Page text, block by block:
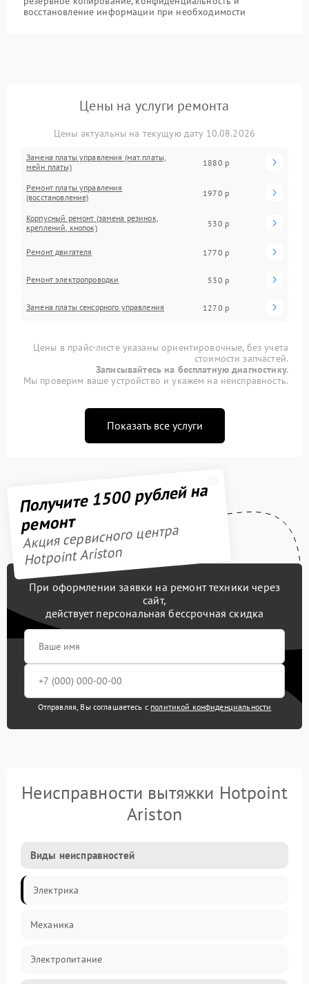
восстановление информации при необходимости
Цены на услуги ремонта
Цены актуальны на текущую дату 10.08.2026
Замена платы управления (мат.платы,
мейн платы)
1880 р
Ремонт платы управления
(восстановление)
1970 р
Корпусный ремонт (замена резинок,
креплений, кнопок)
530 р
Ремонт двигателя 1770 р
Ремонт электропроводки 530 р
Замена платы сенсорного управления 1270 р
Цены в прайс-листе указаны ориентировочные, без учета
стоимости запчастей.
Записывайтесь на бесплатную диагностику.
Мы проверим ваше устройство и укажем на неисправность.
Показать все услуги
Получите 1500 рублей на
ремонт
Акция сервисного центра
Hotpoint Ariston
При оформлении заявки на ремонт техники через
сайт,
действует персональная бессрочная скидка
Отправляя, Вы соглашаетесь с политикой конфиденциальности
Неисправности вытяжки Hotpoint
Ariston
Виды неисправностей
Электрика
Механика
Электропитание